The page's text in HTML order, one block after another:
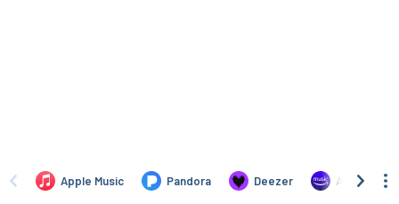
Apple Music Pandora Deezer Amazon